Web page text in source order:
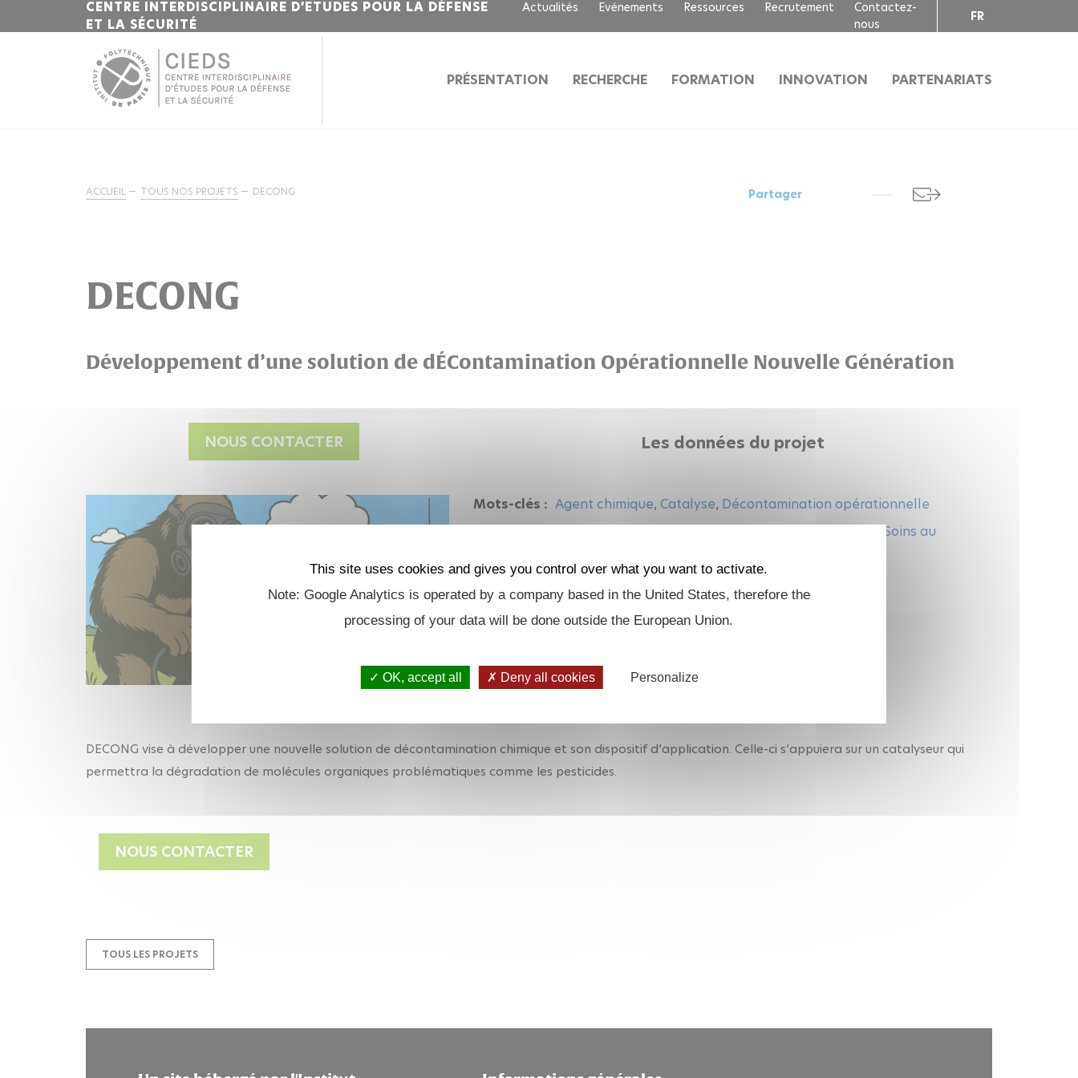
CENTRE INTERDISCIPLINAIRE D’ETUDES POUR LA DÉFENSE
ET LA SÉCURITÉ
Actualités Evénements Ressources Recrutement
Contactez-
nous
FR
PRÉSENTATION
RECHERCHE FORMATION INNOVATION PARTENARIATS
ACCUEIL TOUS NOS PROJETS DECONG Partager
DECONG
Développement d’une solution de dÉContamination Opérationnelle Nouvelle Génération
NOUS CONTACTER Les données du projet
Mots-clés : Agent chimique,Catalyse, Décontamination opérationnelle
Détection de menaces biologiques et chimiques - Soins au
Début : 2025
Statut (terminé ou en cours) : En cours
DECONG vise à développer une nouvelle solution de décontamination chimique et son dispositif d’application. Celle-ci s’appuiera sur un catalyseur qui
permettra la dégradation de molécules organiques problématiques comme les pesticides.
NOUS CONTACTER
TOUS LES PROJETS
This site uses cookies and gives you control over what you want to activate.
Note: Google Analytics is operated by a company based in the United States, therefore the
processing of your data will be done outside the European Union.
OK, accept all Deny all cookies Personalize